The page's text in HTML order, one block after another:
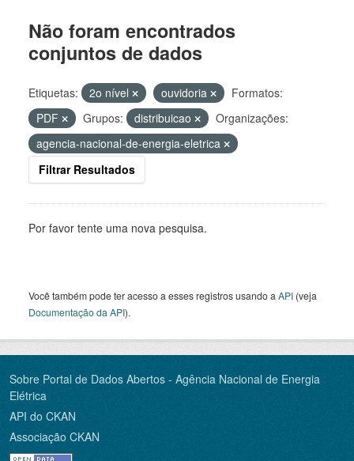
Não foram encontrados
conjuntos de dados
Etiquetas: 2o nível ouvidoria
Formatos:
PDF
Grupos: distribuicao
Organizações:
agencia-nacional-de-energia-eletrica
Filtrar Resultados
Por favor tente uma nova pesquisa.
Você também pode ter acesso a esses registros usando a API (veja
Documentação da API).
Sobre Portal de Dados Abertos - Agência Nacional de Energia
Elétrica
API do CKAN
Associação CKAN